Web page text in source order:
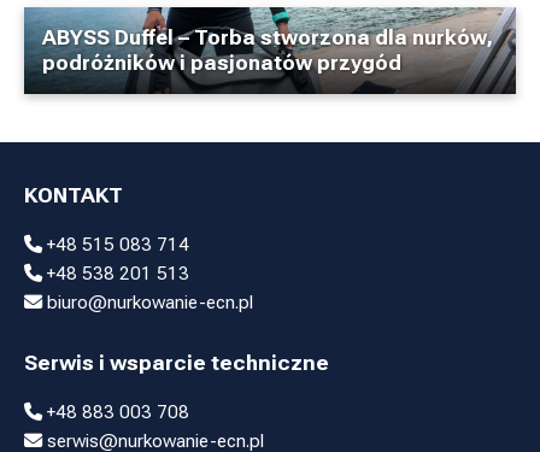
ABYSS Duffel – Torba stworzona dla nurków,
podróżników i pasjonatów przygód
KONTAKT
+48 515 083 714
+48 538 201 513
biuro@nurkowanie-ecn.pl
Serwis i wsparcie techniczne
+48 883 003 708
serwis@nurkowanie-ecn.pl